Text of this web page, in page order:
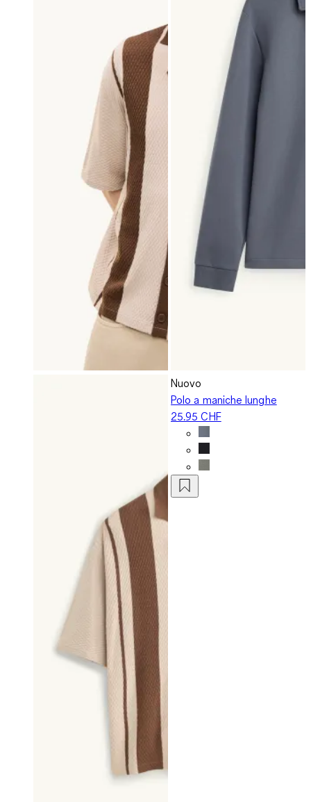
Nuovo
Polo a maniche lunghe
25.95 CHF